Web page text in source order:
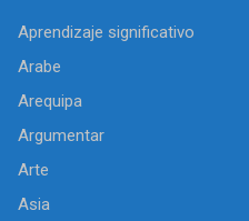
Aprendizaje significativo
Arabe
Arequipa
Argumentar
Arte
Asia